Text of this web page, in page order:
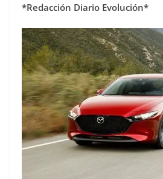
*Redacción Diario Evolución*